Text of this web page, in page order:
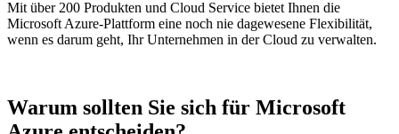
Mit über 200 Produkten und Cloud Service bietet Ihnen die
Microsoft Azure-Plattform eine noch nie dagewesene Flexibilität,
wenn es darum geht, Ihr Unternehmen in der Cloud zu verwalten.
Warum sollten Sie sich für Microsoft